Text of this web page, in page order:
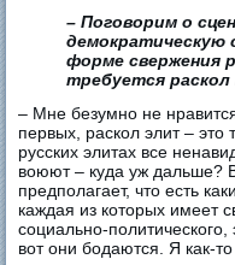
– Поговорим о
демократическую
форме свержения
требуется
– Мне безумно не
первых, раскол элит –
русских элитах все
воюют – куда уж дальше?
предполагает, что есть
каждая из которых имеет
социально-
вот они бодаются. Я как-